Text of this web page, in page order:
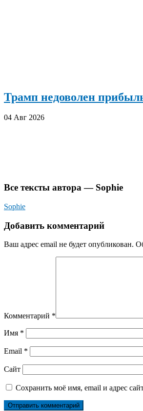
Трамп недоволен
04 Авг 2026
Все тексты автора — Sophie
Sophie
Добавить комментарий
Ваш адрес email не будет опубликован.
Комментарий *
Имя *
Email *
Сайт
Сохранить моё имя, email и адрес